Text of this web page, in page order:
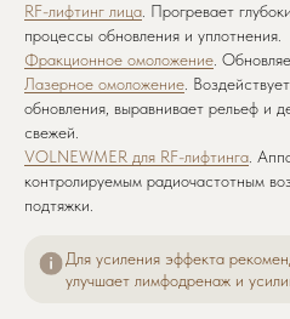
RF-лифтинг лица. Прогревает
процессы обновления и уплотнения.
Фракционное омоложение.
Лазерное омоложение.
обновления, выравнивает рельеф и
свежей.
VOLNEWMER для RF-лифтинга.
контролируемым радиочастотным
подтяжки.
Для усиления эффекта
улучшает лимфодренаж и